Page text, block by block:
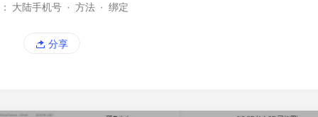
大陆手机号 · 方法 · 绑定
分享